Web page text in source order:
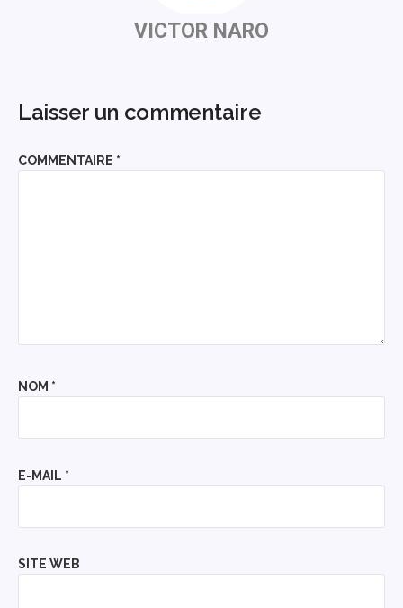
VICTOR NARO
Laisser un commentaire
COMMENTAIRE *
NOM *
E-MAIL *
SITE WEB